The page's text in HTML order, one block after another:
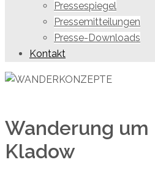
Pressespiegel
Pressemitteilungen
Presse-Downloads
Kontakt
Wanderung um
Kladow